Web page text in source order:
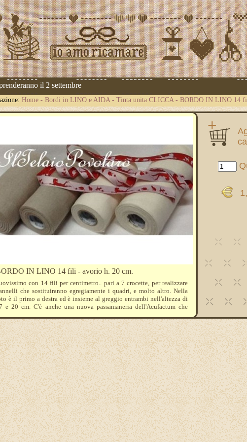
il 2 settembre
Home - Bordi in LINO e AIDA- Tinta unita CLICCA- BORDO IN LINO 14
IN LINO 14 fili - avorio h. 20 cm.
con 14 fili per centimetro.. pari a 7 crocette, per realizzare
che sostituiranno egregiamente i quadri, e molto altro. Nella
è il primo a destra ed è insieme al greggio entrambi nell'altezza di
e 20 cm. C'è anche una nuova passamaneria dell'Acufactum che
di misura minima. Es. per acquisto: quantità 3 = 30 CM.